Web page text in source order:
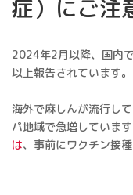
症）にご注
2024年2月以降、国内
以上報告されています。
海外で麻しんが流行し
パ地域で急増していま
は、事前にワクチン接